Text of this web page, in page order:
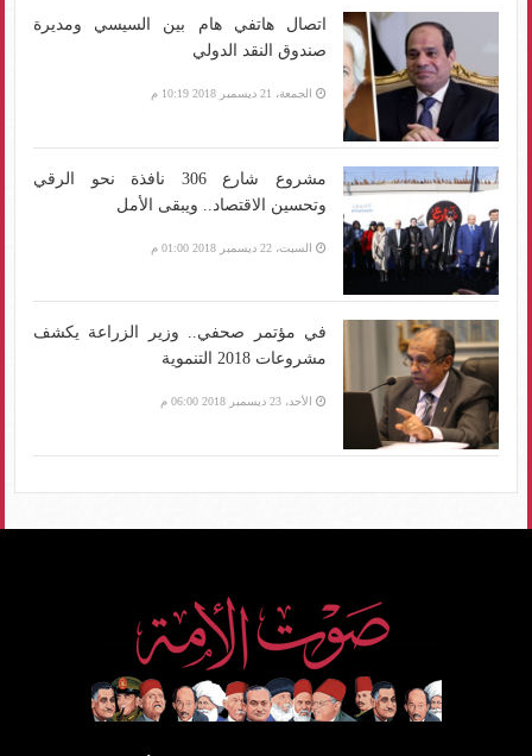
اتصال هاتفي هام بين السيسي ومديرة
صندوق النقد الدولي
الجمعة، 21 ديسمبر 2018 10:19 م
مشروع شارع 306 نافذة نحو الرقي
وتحسين الاقتصاد.. ويبقى الأمل
السبت، 22 ديسمبر 2018 01:00 م
في مؤتمر صحفي.. وزير الزراعة يكشف
مشروعات 2018 التنموية
الأحد، 23 ديسمبر 2018 06:00 م